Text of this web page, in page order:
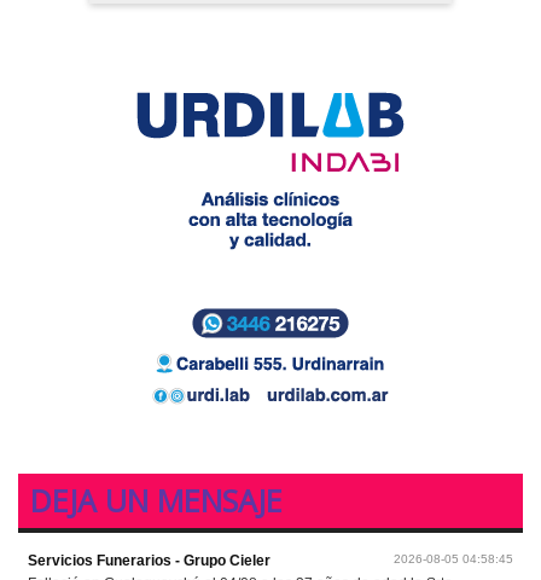
DEJA UN MENSAJE